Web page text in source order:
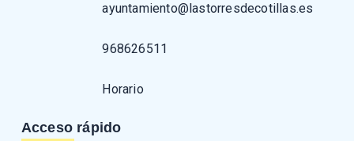
ayuntamiento@lastorresdecotillas.es
968626511
Horario
Acceso rápido